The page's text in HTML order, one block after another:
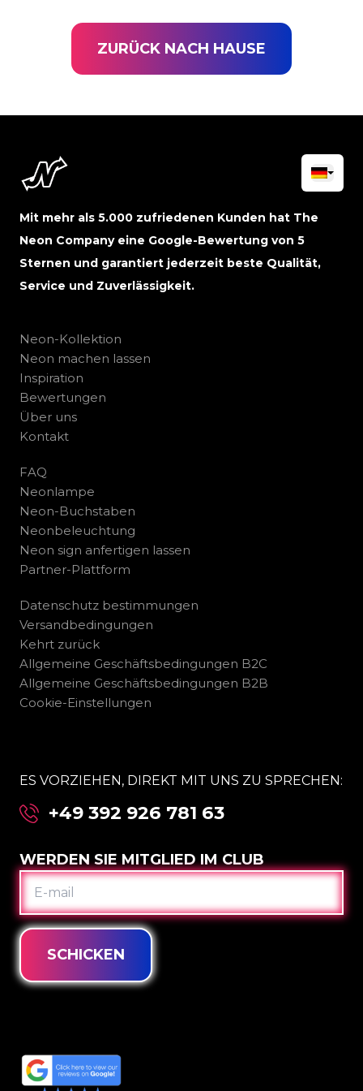
ZURÜCK NACH HAUSE
Mit mehr als 5.000 zufriedenen Kunden hat The
Neon Company eine Google-Bewertung von 5
Sternen und garantiert jederzeit beste Qualität,
Service und Zuverlässigkeit.
Neon-Kollektion
Neon machen lassen
Inspiration
Bewertungen
Über uns
Kontakt
FAQ
Neonlampe
Neon-Buchstaben
Neonbeleuchtung
Neon sign anfertigen lassen
Partner-Plattform
Datenschutz bestimmungen
Versandbedingungen
Kehrt zurück
Allgemeine Geschäftsbedingungen B2C
Allgemeine Geschäftsbedingungen B2B
Cookie-Einstellungen
ES VORZIEHEN, DIREKT MIT UNS ZU SPRECHEN:
+49 392 926 781 63
WERDEN SIE MITGLIED IM CLUB
E-
MAIL
SCHICKEN